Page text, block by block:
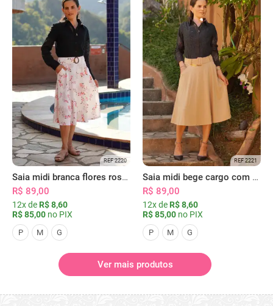
REF 2220
Saia midi branca flores rosas com bolsos
R$ 89,00
12x de R$ 8,60
R$ 85,00 no PIX
P M G
REF 2221
Saia midi bege cargo com bolsos
R$ 89,00
12x de R$ 8,60
R$ 85,00 no PIX
P M G
Ver mais produtos